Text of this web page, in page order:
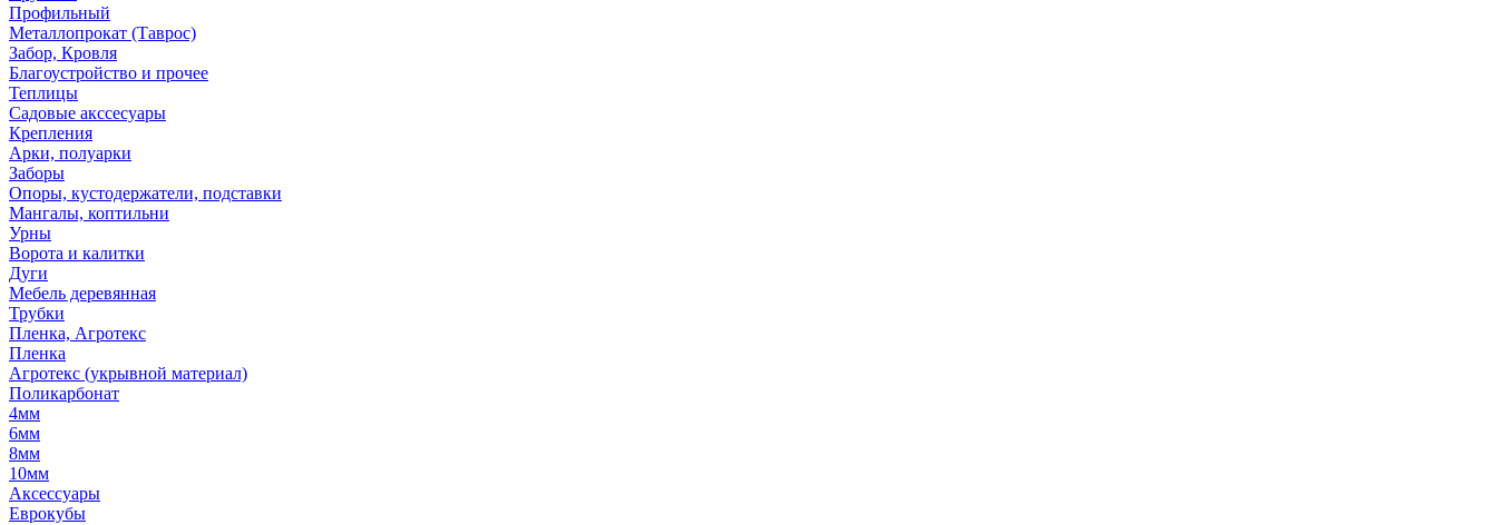
Профильный
Металлопрокат (Таврос)
Забор, Кровля
Благоустройство и прочее
Теплицы
Садовые акссесуары
Крепления
Арки, полуарки
Заборы
Опоры, кустодержатели, подставки
Мангалы, коптильни
Урны
Ворота и калитки
Дуги
Мебель деревянная
Трубки
Пленка, Агротекс
Пленка
Агротекс (укрывной материал)
Поликарбонат
4мм
6мм
8мм
10мм
Аксессуары
Еврокубы